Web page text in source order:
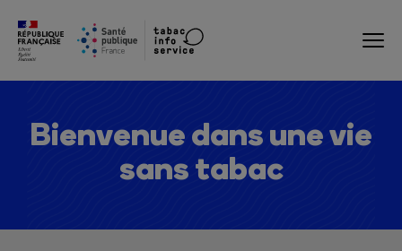
Bienvenue dans une vie
sans tabac